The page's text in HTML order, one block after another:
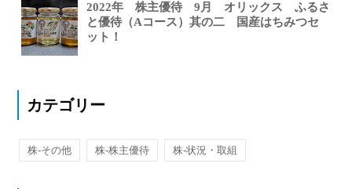
2022年 株主優待 9月 オリックス ふるさ
と優待（Aコース）其の二 国産はちみつセ
ット！
カテゴリー
株-その他 株-株主優待 株-状況・取組